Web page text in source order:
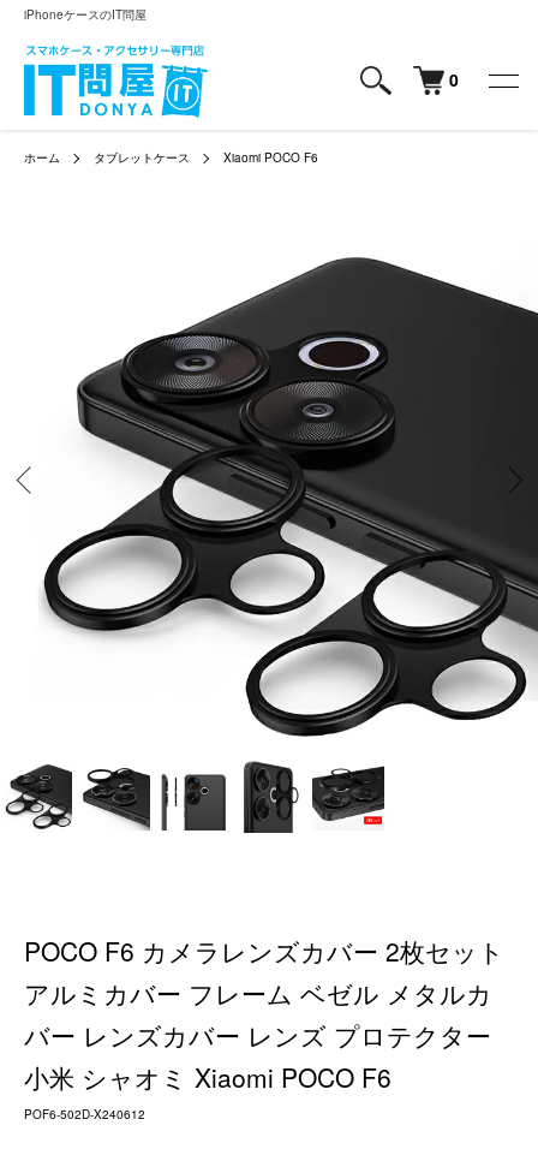
iPhoneケースのIT問屋
0
ホーム タブレットケース Xiaomi POCO F6
POCO F6 カメラレンズカバー 2枚セット
アルミカバー フレーム ベゼル メタルカ
バー レンズカバー レンズ プロテクター
小米 シャオミ Xiaomi POCO F6
POF6-502D-X240612